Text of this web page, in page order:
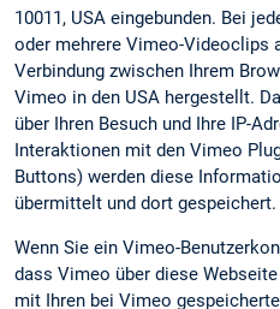
10011, USA eingebunden. Bei
oder mehrere Vimeo-Videoclips
Verbindung zwischen Ihrem
Vimeo in den USA hergestellt.
über Ihren Besuch und Ihre IP-
Interaktionen mit den Vimeo
Buttons) werden diese
übermittelt und dort gespeichert.
Wenn Sie ein Vimeo-
dass Vimeo über diese
mit Ihren bei Vimeo